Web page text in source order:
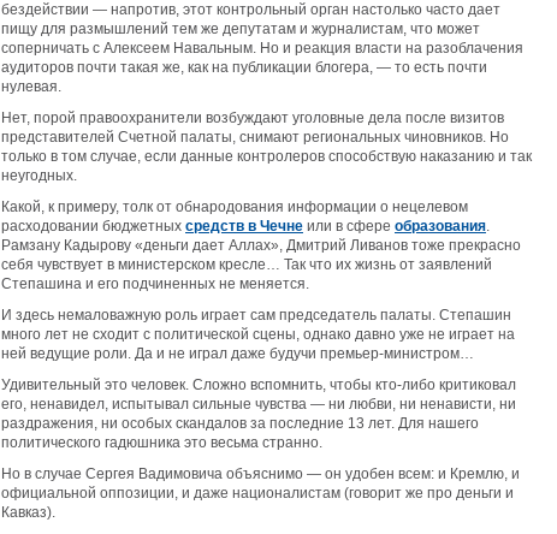
бездействии — напротив, этот контрольный орган настолько часто дает
пищу для размышлений тем же депутатам и журналистам, что может
соперничать с Алексеем Навальным. Но и реакция власти на разоблачения
аудиторов почти такая же, как на публикации блогера, — то есть почти
нулевая.
Нет, порой правоохранители возбуждают уголовные дела после визитов
представителей Счетной палаты, снимают региональных чиновников. Но
только в том случае, если данные контролеров способствую наказанию и так
неугодных.
Какой, к примеру, толк от обнародования информации о нецелевом
расходовании бюджетных средств в Чечне или в сфере образования.
Рамзану Кадырову «деньги дает Аллах», Дмитрий Ливанов тоже прекрасно
себя чувствует в министерском кресле… Так что их жизнь от заявлений
Степашина и его подчиненных не меняется.
И здесь немаловажную роль играет сам председатель палаты. Степашин
много лет не сходит с политической сцены, однако давно уже не играет на
ней ведущие роли. Да и не играл даже будучи премьер-министром…
Удивительный это человек. Сложно вспомнить, чтобы кто-либо критиковал
его, ненавидел, испытывал сильные чувства — ни любви, ни ненависти, ни
раздражения, ни особых скандалов за последние 13 лет. Для нашего
политического гадюшника это весьма странно.
Но в случае Сергея Вадимовича объяснимо — он удобен всем: и Кремлю, и
официальной оппозиции, и даже националистам (говорит же про деньги и
Кавказ).